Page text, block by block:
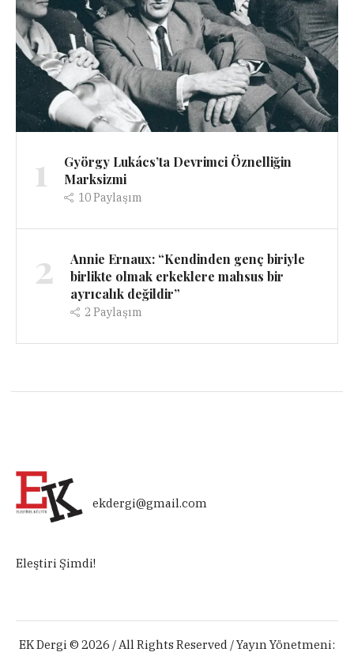
1
György Lukács’ta Devrimci Öznelliğin
Marksizmi
10Paylaşım
2
Annie Ernaux: “Kendinden genç biriyle
birlikte olmak erkeklere mahsus bir
ayrıcalık değildir”
2 Paylaşım
ekdergi@gmail.com
Eleştiri Şimdi!
EK Dergi © 2026 / All Rights Reserved / Yayın Yönetmeni: